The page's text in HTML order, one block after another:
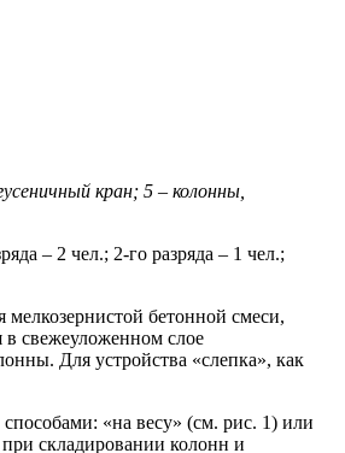
кран; 5 – колонны,
– 2 чел.; 2-го разряда – 1 чел.;
бетонной смеси,
в свежеуложенном слое
Для устройства «слепка», как
«на весу» (см. рис. 1) или
складировании колонн и